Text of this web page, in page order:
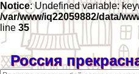
Notice: Undefined variable:
/var/www/iq22059882/data/
line 35
Россия